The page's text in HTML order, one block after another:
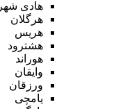
هادی شهر
هرگلان
هریس
هشترود
هوراند
وایقان
ورزقان
یامچی